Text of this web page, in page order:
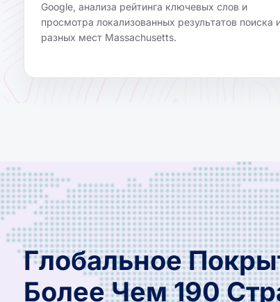
Google, анализа рейтинга ключевых слов и
просмотра локализованных результатов поиска
разных мест Massachusetts.
Глобальное
Более Чем 190